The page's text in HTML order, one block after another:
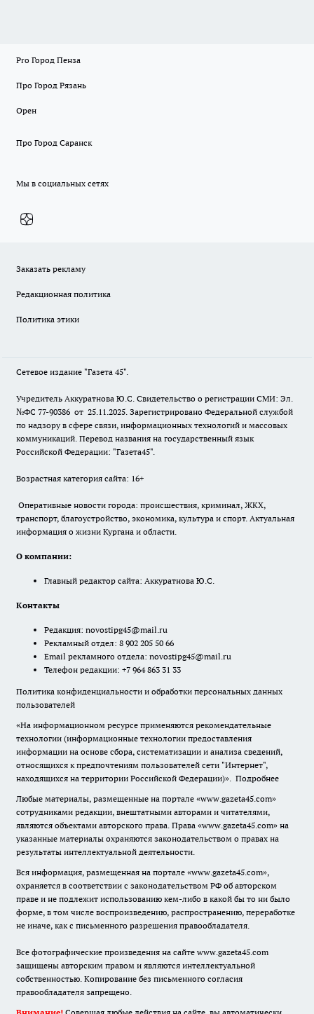
Pro Город Пенза
Про Город Рязань
Орен
Про Город Саранск
Мы в социальных сетях
Заказать рекламу
Редакционная политика
Политика этики
Сетевое издание "Газета 45".
Учредитель Аккуратнова Ю.С. Свидетельство о регистрации СМИ: Эл.
№ФС 77-90386 от 25.11.2025. Зарегистрировано Федеральной службой
по надзору в сфере связи, информационных технологий и массовых
коммуникаций. Перевод названия на государственный язык
Российской Федерации: "Газета45".
Возрастная категория сайта: 16+
Оперативные новости города: происшествия, криминал, ЖКХ,
транспорт, благоустройство, экономика, культура и спорт. Актуальная
информация о жизни Кургана и области.
О компании:
Главный редактор сайта: Аккуратнова Ю.С.
Контакты
Редакция: novostipg45@mail.ru
Рекламный отдел: 8 902 205 50 66
Email рекламного отдела: novostipg45@mail.ru
Телефон редакции: +7 964 863 31 33
Политика конфиденциальности и обработки персональных данных
пользователей
«На информационном ресурсе применяются рекомендательные
технологии (информационные технологии предоставления
информации на основе сбора, систематизации и анализа сведений,
относящихся к предпочтениям пользователей сети "Интернет",
находящихся на территории Российской Федерации)». Подробнее
Любые материалы, размещенные на портале «www.gazeta45.com»
сотрудниками редакции, внештатными авторами и читателями,
являются объектами авторского права. Права «www.gazeta45.com» на
указанные материалы охраняются законодательством о правах на
результаты интеллектуальной деятельности.
Вся информация, размещенная на портале «www.gazeta45.com»,
охраняется в соответствии с законодательством РФ об авторском
праве и не подлежит использованию кем-либо в какой бы то ни было
форме, в том числе воспроизведению, распространению, переработке
не иначе, как с письменного разрешения правообладателя.
Все фотографические произведения на сайте www.gazeta45.com
защищены авторским правом и являются интеллектуальной
собственностью. Копирование без письменного согласия
правообладателя запрещено.